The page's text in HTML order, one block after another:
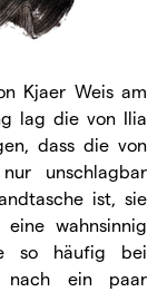
Kjaer Weis am
lag die von Ilia
dass die von
unschlagbar
ist, sie
wahnsinnig
so häufig bei
nach ein paar